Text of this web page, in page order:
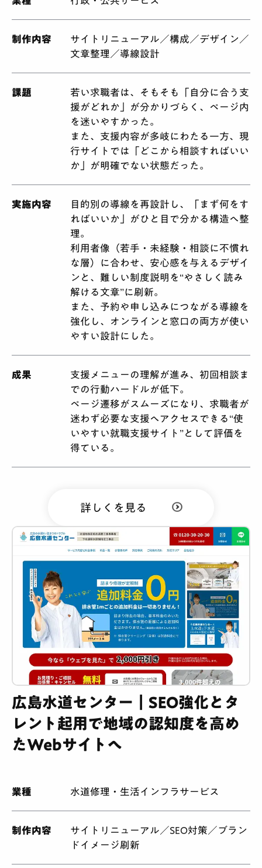
詳しくを見る
制作内容
サイトリニューアル／構成／デザイン／
文章整理／導線設計
課題
若い求職者は、そもそも「自分に合う支
援がどれか」が分かりづらく、ページ内
を迷いやすかった。
また、支援内容が多岐にわたる一方、現
行サイトでは「どこから相談すればいい
か」が明確でない状態だった。
実施内容
目的別の導線を再設計し、「まず何をす
ればいいか」がひと目で分かる構造へ整
理。
利用者像（若手・未経験・相談に不慣れ
な層）に合わせ、安心感を与えるデザイ
ンと、難しい制度説明を“やさしく読み
解ける文章”に刷新。
また、予約や申し込みにつながる導線を
強化し、オンラインと窓口の両方が使い
やすい設計にした。
成果
支援メニューの理解が進み、初回相談ま
での行動ハードルが低下。
ページ遷移がスムーズになり、求職者が
迷わず必要な支援へアクセスできる“使
いやすい就職支援サイト”として評価を
得ている。
広島水道センター｜SEO強化とタ
レント起用で地域の認知度を高め
たWebサイトへ
業種 水道修理・生活インフラサービス
制作内容
サイトリニューアル／SEO対策／ブラン
ドイメージ刷新